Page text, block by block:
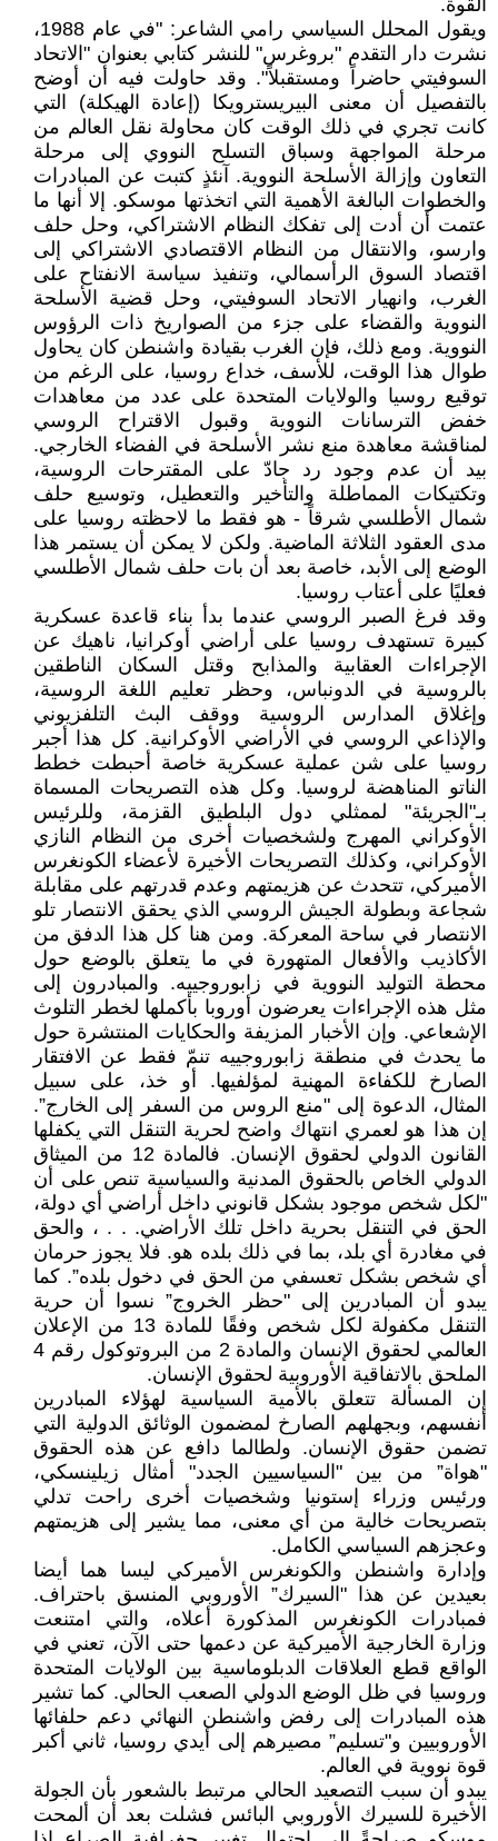
القوة.
ويقول المحلل السياسي رامي الشاعر: "في عام 1988،
نشرت دار التقدم "بروغرس" للنشر كتابي بعنوان "الاتحاد
السوفيتي حاضراً ومستقبلاً". وقد حاولت فيه أن أوضح
بالتفصيل أن معنى البيريسترويكا (إعادة الهيكلة) التي
كانت تجري في ذلك الوقت كان محاولة نقل العالم من
مرحلة المواجهة وسباق التسلح النووي إلى مرحلة
التعاون وإزالة الأسلحة النووية. آنئذٍ كتبت عن المبادرات
والخطوات البالغة الأهمية التي اتخذتها موسكو. إلا أنها ما
عتمت أن أدت إلى تفكك النظام الاشتراكي، وحل حلف
وارسو، والانتقال من النظام الاقتصادي الاشتراكي إلى
اقتصاد السوق الرأسمالي، وتنفيذ سياسة الانفتاح على
الغرب، وانهيار الاتحاد السوفيتي، وحل قضية الأسلحة
النووية والقضاء على جزء من الصواريخ ذات الرؤوس
النووية. ومع ذلك، فإن الغرب بقيادة واشنطن كان يحاول
طوال هذا الوقت، للأسف، خداع روسيا، على الرغم من
توقيع روسيا والولايات المتحدة على عدد من معاهدات
خفض الترسانات النووية وقبول الاقتراح الروسي
لمناقشة معاهدة منع نشر الأسلحة في الفضاء الخارجي.
بيد أن عدم وجود رد جادّ على المقترحات الروسية،
وتكتيكات المماطلة والتأخير والتعطيل، وتوسيع حلف
شمال الأطلسي شرقاً - هو فقط ما لاحظته روسيا على
مدى العقود الثلاثة الماضية. ولكن لا يمكن أن يستمر هذا
الوضع إلى الأبد، خاصة بعد أن بات حلف شمال الأطلسي
فعليًا على أعتاب روسيا.
وقد فرغ الصبر الروسي عندما بدأ بناء قاعدة عسكرية
كبيرة تستهدف روسيا على أراضي أوكرانيا، ناهيك عن
الإجراءات العقابية والمذابح وقتل السكان الناطقين
بالروسية في الدونباس، وحظر تعليم اللغة الروسية،
وإغلاق المدارس الروسية ووقف البث التلفزيوني
والإذاعي الروسي في الأراضي الأوكرانية. كل هذا أجبر
روسيا على شن عملية عسكرية خاصة أحبطت خطط
الناتو المناهضة لروسيا. وكل هذه التصريحات المسماة
بـ"الجريئة" لممثلي دول البلطيق القزمة، وللرئيس
الأوكراني المهرج ولشخصيات أخرى من النظام النازي
الأوكراني، وكذلك التصريحات الأخيرة لأعضاء الكونغرس
الأميركي، تتحدث عن هزيمتهم وعدم قدرتهم على مقابلة
شجاعة وبطولة الجيش الروسي الذي يحقق الانتصار تلو
الانتصار في ساحة المعركة. ومن هنا كل هذا الدفق من
الأكاذيب والأفعال المتهورة في ما يتعلق بالوضع حول
محطة التوليد النووية في زابوروجييه. والمبادرون إلى
مثل هذه الإجراءات يعرضون أوروبا بأكملها لخطر التلوث
الإشعاعي. وإن الأخبار المزيفة والحكايات المنتشرة حول
ما يحدث في منطقة زابوروجييه تنمّ فقط عن الافتقار
الصارخ للكفاءة المهنية لمؤلفيها. أو خذ، على سبيل
المثال، الدعوة إلى "منع الروس من السفر إلى الخارج”.
إن هذا هو لعمري انتهاك واضح لحرية التنقل التي يكفلها
القانون الدولي لحقوق الإنسان. فالمادة 12 من الميثاق
الدولي الخاص بالحقوق المدنية والسياسية تنص على أن
"لكل شخص موجود بشكل قانوني داخل أراضي أي دولة،
الحق في التنقل بحرية داخل تلك الأراضي. . . ، والحق
في مغادرة أي بلد، بما في ذلك بلده هو. فلا يجوز حرمان
أي شخص بشكل تعسفي من الحق في دخول بلده”. كما
يبدو أن المبادرين إلى "حظر الخروج” نسوا أن حرية
التنقل مكفولة لكل شخص وفقًا للمادة 13 من الإعلان
العالمي لحقوق الإنسان والمادة 2 من البروتوكول رقم 4
الملحق بالاتفاقية الأوروبية لحقوق الإنسان.
إن المسألة تتعلق بالأمية السياسية لهؤلاء المبادرين
أنفسهم، وبجهلهم الصارخ لمضمون الوثائق الدولية التي
تضمن حقوق الإنسان. ولطالما دافع عن هذه الحقوق
"هواة” من بين "السياسيين الجدد" أمثال زيلينسكي،
ورئيس وزراء إستونيا وشخصيات أخرى راحت تدلي
بتصريحات خالية من أي معنى، مما يشير إلى هزيمتهم
وعجزهم السياسي الكامل.
وإدارة واشنطن والكونغرس الأميركي ليسا هما أيضا
بعيدين عن هذا "السيرك” الأوروبي المنسق باحتراف.
فمبادرات الكونغرس المذكورة أعلاه، والتي امتنعت
وزارة الخارجية الأميركية عن دعمها حتى الآن، تعني في
الواقع قطع العلاقات الدبلوماسية بين الولايات المتحدة
وروسيا في ظل الوضع الدولي الصعب الحالي. كما تشير
هذه المبادرات إلى رفض واشنطن النهائي دعم حلفائها
الأوروبيين و"تسليم” مصيرهم إلى أيدي روسيا، ثاني أكبر
قوة نووية في العالم.
يبدو أن سبب التصعيد الحالي مرتبط بالشعور بأن الجولة
الأخيرة للسيرك الأوروبي البائس فشلت بعد أن ألمحت